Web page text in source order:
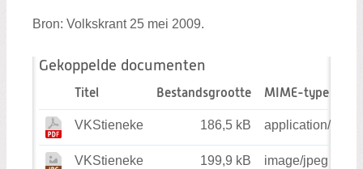
Bron: Volkskrant 25 mei 2009.
Gekoppelde documenten
Titel Bestandsgrootte MIME-type
VKStieneke 186,5 kB application/pdf
VKStieneke 199,9 kB image/jpeg